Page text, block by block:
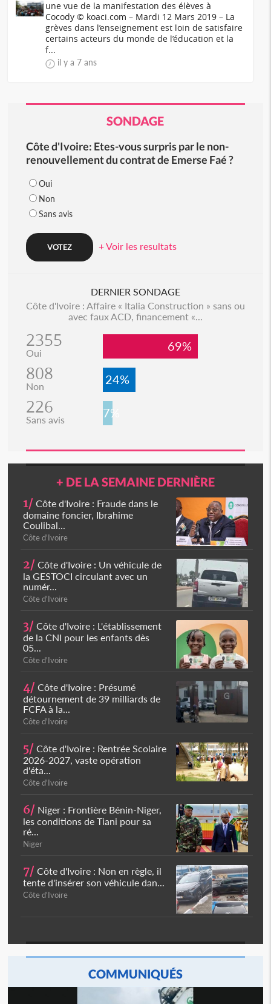
une vue de la manifestation des élèves à
Cocody © koaci.com – Mardi 12 Mars 2019 – La
grèves dans l’enseignement est loin de satisfaire
certains acteurs du monde de l’éducation et la
f...
il y a 7 ans
SONDAGE
Côte d'Ivoire: Etes-vous surpris par le non-
renouvellement du contrat de Emerse Faé ?
Oui
Non
Sans avis
+ Voir les resultats
DERNIER SONDAGE
Côte d'Ivoire : Affaire « Italia Construction » sans ou
avec faux ACD, financement «...
2355
Oui 69%
808
Non 24%
226
Sans avis 7%
+ DE LA SEMAINE DERNIÈRE
1/ Côte d'Ivoire : Fraude dans le
domaine foncier, Ibrahime
Coulibal...
Côte d'Ivoire
2/ Côte d'Ivoire : Un véhicule de
la GESTOCI circulant avec un
numér...
Côte d'Ivoire
3/ Côte d'Ivoire : L'établissement
de la CNI pour les enfants dès
05...
Côte d'Ivoire
4/ Côte d'Ivoire : Présumé
détournement de 39 milliards de
FCFA à la...
Côte d'Ivoire
5/ Côte d'Ivoire : Rentrée Scolaire
2026-2027, vaste opération
d'éta...
Côte d'Ivoire
6/ Niger : Frontière Bénin-Niger,
les conditions de Tiani pour sa
ré...
Niger
7/ Côte d'Ivoire : Non en règle, il
tente d'insérer son véhicule dan...
Côte d'Ivoire
COMMUNIQUÉS